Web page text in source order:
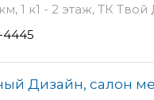
1 к1 - 2 этаж, ТК Твой
4445
Дизайн, салон